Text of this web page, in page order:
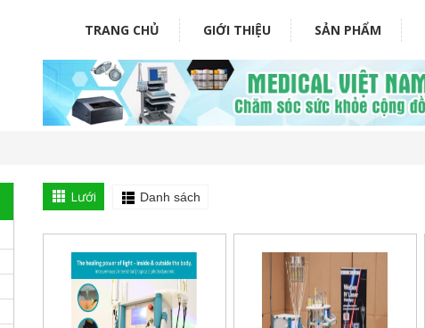
TRANG CHỦ GIỚI THIỆU SẢN PHẨM
Lưới Danh sách